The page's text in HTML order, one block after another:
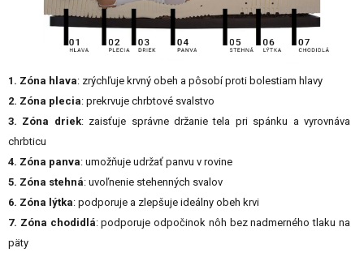
1. Zóna hlava: zrýchľuje krvný obeh a pôsobí proti bolestiam hlavy
2. Zóna plecia: prekrvuje chrbtové svalstvo
3. Zóna driek: zaisťuje správne držanie tela pri spánku a vyrovnáva
chrbticu
4. Zóna panva: umožňuje udržať panvu v rovine
5. Zóna stehná: uvoľnenie stehenných svalov
6. Zóna lýtka: podporuje a zlepšuje ideálny obeh krvi
7. Zóna chodidlá: podporuje odpočinok nôh bez nadmerného tlaku na
päty